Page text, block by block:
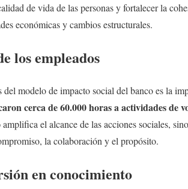
de vida de las personas y fortalecer la
económicas y cambios estructurales.
los empleados
modelo de impacto social del banco es la
cerca de 60.000 horas a actividades de
el alcance de las acciones sociales,
la colaboración y el propósito.
en conocimiento